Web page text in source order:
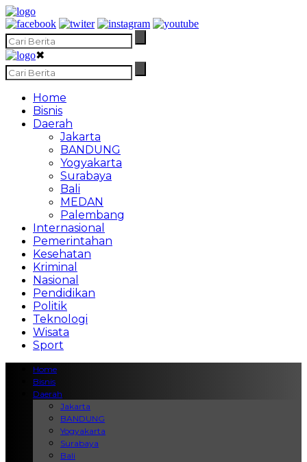
✖
Home
Bisnis
Daerah
Jakarta
BANDUNG
Yogyakarta
Surabaya
Bali
MEDAN
Palembang
Internasional
Pemerintahan
Kesehatan
Kriminal
Nasional
Pendidikan
Politik
Teknologi
Wisata
Sport
Home
Bisnis
Daerah
Jakarta
BANDUNG
Yogyakarta
Surabaya
Bali